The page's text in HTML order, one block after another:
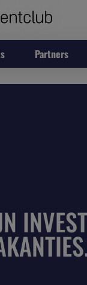
Partners